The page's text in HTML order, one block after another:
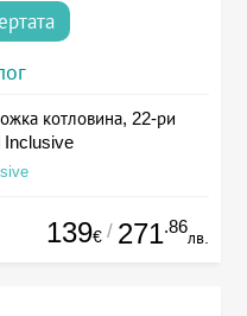
котловина, 22-ри
Inclusive
139€ / 271.86
лв.